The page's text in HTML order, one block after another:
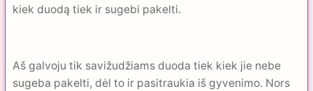
kiek duodą tiek ir sugebi pakelti.
Aš galvoju tik savižudžiams duoda tiek kiek jie nebe
sugeba pakelti, dėl to ir pasitraukia iš gyvenimo. Nors